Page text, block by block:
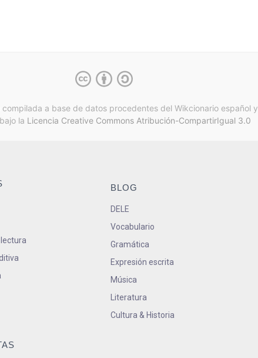
a base de datos procedentes del Wikcionario español y
la Licencia Creative Commons Atribución-CompartirIgual 3.0
BLOG
DELE
Vocabulario
Gramática
Expresión escrita
Música
Literatura
Cultura & Historia